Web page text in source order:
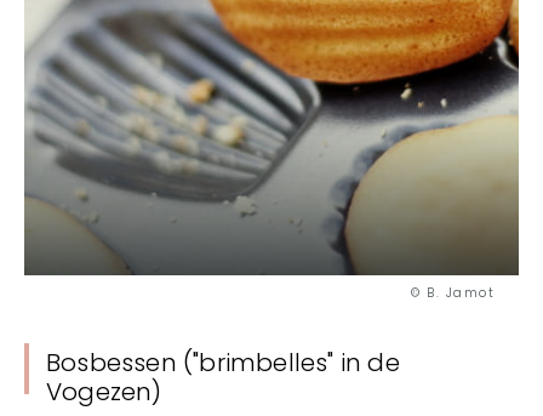
© B. Jamot
Bosbessen ("brimbelles" in de
Vogezen)